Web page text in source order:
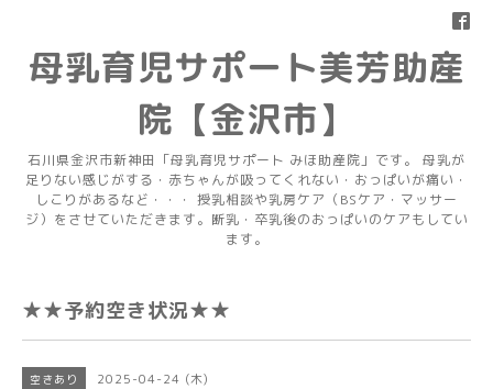
母乳育児サポート美芳助産
院【金沢市】
石川県金沢市新神田「母乳育児サポート みほ助産院」です。 母乳が
足りない感じがする・赤ちゃんが吸ってくれない・おっぱいが痛い・
しこりがあるなど・・・ 授乳相談や乳房ケア（BSケア・マッサー
ジ）をさせていただきます。断乳・卒乳後のおっぱいのケアもしてい
ます。
★★予約空き状況★★
空きあり 2025-04-24 (木)